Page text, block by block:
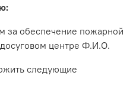
за обеспечение пожарной
центре Ф.И.О.
следующие